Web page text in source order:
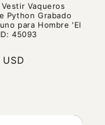
Vaqueros
Python Grabado
para Hombre 'El
45093